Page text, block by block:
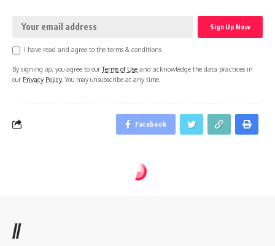
I have read and agree to the terms & conditions
By signing up, you agree to ourTerms of Use and acknowledge the data practices in
our Privacy Policy. You may unsubscribe at any time.
Facebook
//